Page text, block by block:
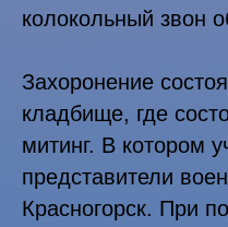
колокольный звон
Захоронение
кладбище, где
митинг. В котором
представители
Красногорск. При